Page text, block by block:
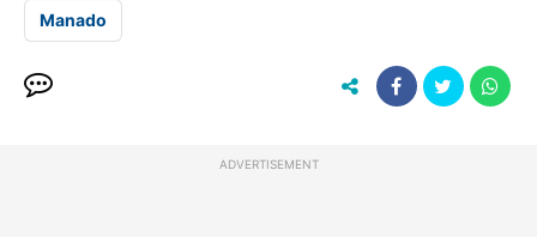
Manado
ADVERTISEMENT